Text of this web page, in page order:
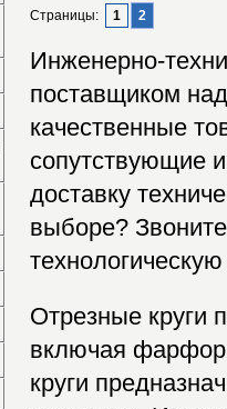
Страницы: 1 2
Инженерно-
поставщиком
качественные
сопутствующие
доставку
выборе?
Отрезные круги
включая
круги